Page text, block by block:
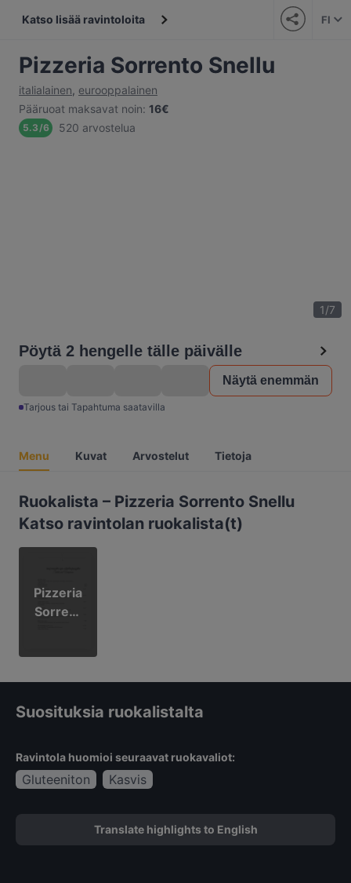
Katso lisää ravintoloita FI
Pizzeria Sorrento Snellu
italialainen, eurooppalainen
Pääruoat maksavat noin: 16€
5.3/6 520 arvostelua
1/7
Pöytä 2 hengelle tälle päivälle
Näytä enemmän
Tarjous tai Tapahtuma saatavilla
Menu Kuvat Arvostelut Tietoja
Ruokalista – Pizzeria Sorrento Snellu
Katso ravintolan ruokalista(t)
Pizzeria
Sorrent
Suosituksia ruokalistalta
Ravintola huomioi seuraavat ruokavaliot:
Gluteeniton Kasvis
Translate highlights to English